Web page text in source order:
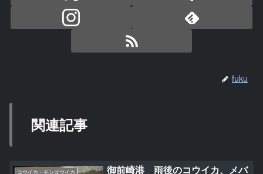
fuku
関連記事
コウイカ・モンゴウイカ
御前崎港 雨後のコウイカ、メバ